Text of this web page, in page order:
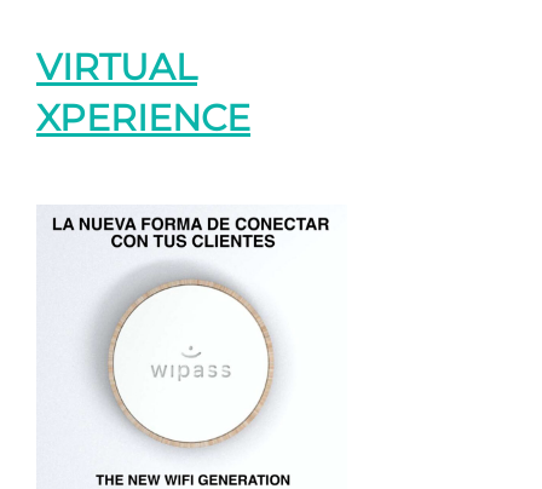
VIRTUAL
XPERIENCE